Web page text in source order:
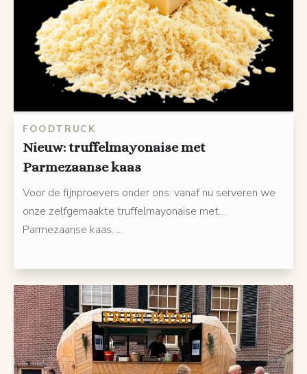
FOODTRUCK
Nieuw: truffelmayonaise met
Parmezaanse kaas
Voor de fijnproevers onder ons: vanaf nu serveren we
onze zelfgemaakte truffelmayonaise met…
Parmezaanse kaas. ...